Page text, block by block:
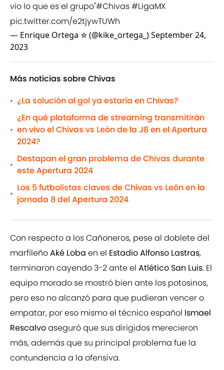
vio lo que es el grupo"#Chivas#LigaMX
pic.twitter.com/e2tjywTUWh
— Enrique Ortega ✮ (@kike_ortega_)September 24,
2023
Más noticias sobre Chivas
• ¿La solución al gol ya estaría en Chivas?
•
¿En qué plataforma de streaming transmitirán
en vivo el Chivas vs León de la J8 en el Apertura
2024?
•
Destapan el gran problema de Chivas durante
este Apertura 2024
•
Los 5 futbolistas claves de Chivas vs León en la
jornada 8 del Apertura 2024
Con respecto a los Cañoneros, pese al doblete del
marfileñoAké Loba en el Estadio Alfonso Lastras,
terminaron cayendo 3-2 ante el Atlético San Luis. El
equipo morado se mostró bien ante los potosinos,
pero eso no alcanzó para que pudieran vencer o
empatar, por eso mismo el técnico español Ismael
Rescalvoaseguró que sus dirigidos merecieron
más, además que su principal problema fue la
contundencia a la ofensiva.